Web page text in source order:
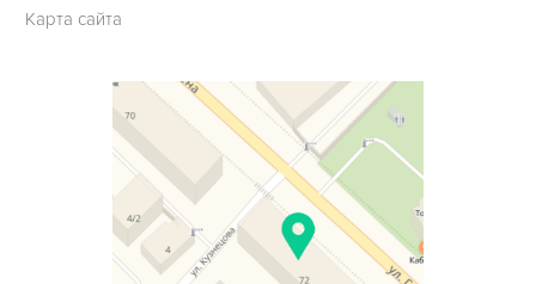
Карта сайта